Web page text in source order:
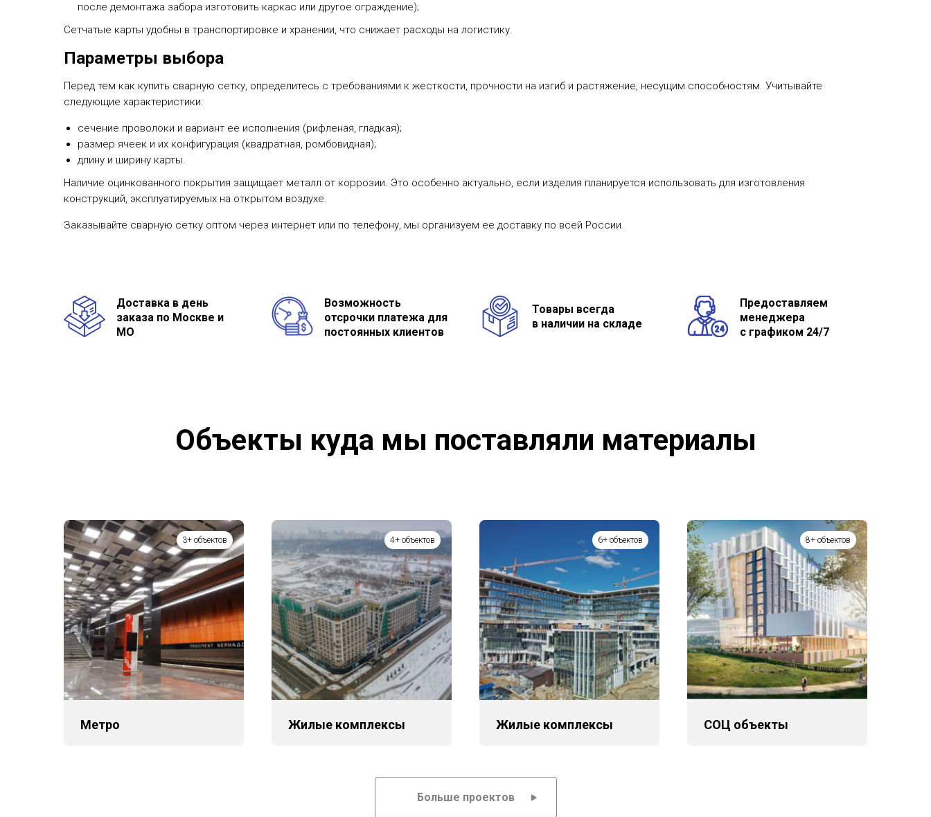
после демонтажа забора изготовить каркас или другое ограждение);
Сетчатые карты удобны в транспортировке и хранении, что снижает расходы на логистику.
Параметры выбора
Перед тем как купить сварную сетку, определитесь с требованиями к жесткости, прочности на изгиб и растяжение, несущим способностям. Учитывайте
следующие характеристики:
сечение проволоки и вариант ее исполнения (рифленая, гладкая);
размер ячеек и их конфигурация (квадратная, ромбовидная);
длину и ширину карты.
Наличие оцинкованного покрытия защищает металл от коррозии. Это особенно актуально, если изделия планируется использовать для изготовления
конструкций, эксплуатируемых на открытом воздухе.
Заказывайте сварную сетку оптом через интернет или по телефону, мы организуем ее доставку по всей России.
Доставка в день
заказа по Москве и
МО
Возможность
отсрочки платежа для
постоянных клиентов
Товары всегда
в наличии на складе
Предоставляем
менеджера
с графиком 24/7
Объекты куда мы поставляли материалы
Метро
3+ объектов
Жилые комплексы
4+ объектов
Жилые комплексы
6+ объектов
СОЦ объекты
8+ объектов
Больше проектов